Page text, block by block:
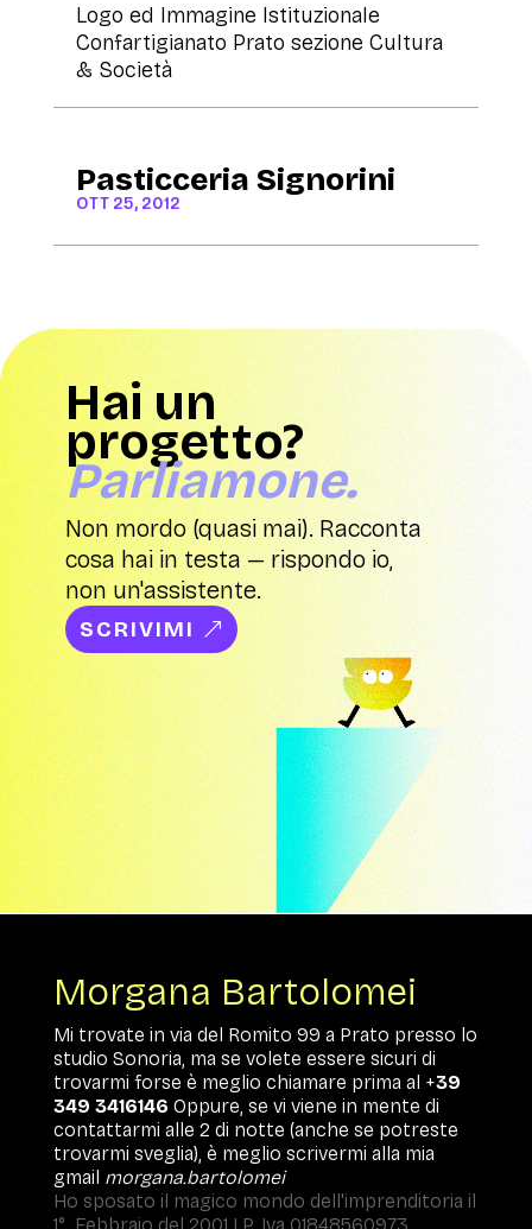
Logo ed Immagine Istituzionale
Confartigianato Prato sezione Cultura
& Società
Pasticceria Signorini
OTT 25, 2012
Hai un
progetto?
Parliamone.
Non mordo (quasi mai). Racconta
cosa hai in testa — rispondo io,
non un'assistente.
SCRIVIMI
Morgana Bartolomei
Mi trovate in via del Romito 99 a Prato presso lo
studio Sonoria, ma se volete essere sicuri di
trovarmi forse è meglio chiamare prima al +39
349 3416146 Oppure, se vi viene in mente di
contattarmi alle 2 di notte (anche se potreste
trovarmi sveglia), è meglio scrivermi alla mia
gmail morgana.bartolomei
Ho sposato il magico mondo dell'imprenditoria il